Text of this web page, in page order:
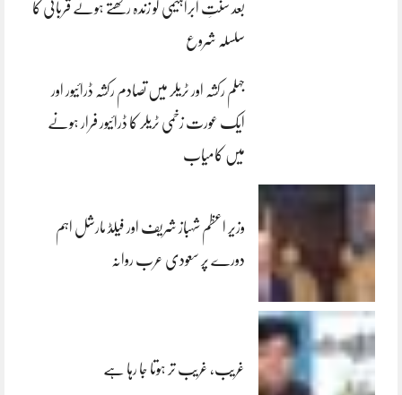
بعد سنتِ ابراہیمی کو زندہ رکھتے ہوئے قربانی کا
سلسلہ شروع
جہلم رکشہ اور ٹریلر میں تصادم رکشہ ڈرائیور اور
ایک عورت زخمی ٹریلر کا ڈرائیور فرار ہونے
میں کامیاب
وزیر اعظم شہباز شریف اور فیلڈ مارشل اہم
دورے پر سعودی عرب روانہ
غریب، غریب تر ہوتا جا رہا ہے